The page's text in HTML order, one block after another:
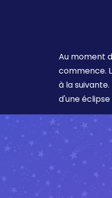
Au moment
commence.
à la
d'une éclipse